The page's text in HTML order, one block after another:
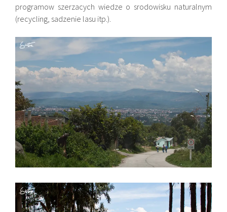
programow szerzacych wiedze o srodowisku naturalnym
(recycling, sadzenie lasu itp.).